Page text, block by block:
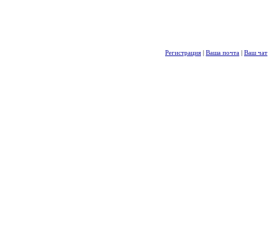
Регистрация | Ваша почта | Ваш чат